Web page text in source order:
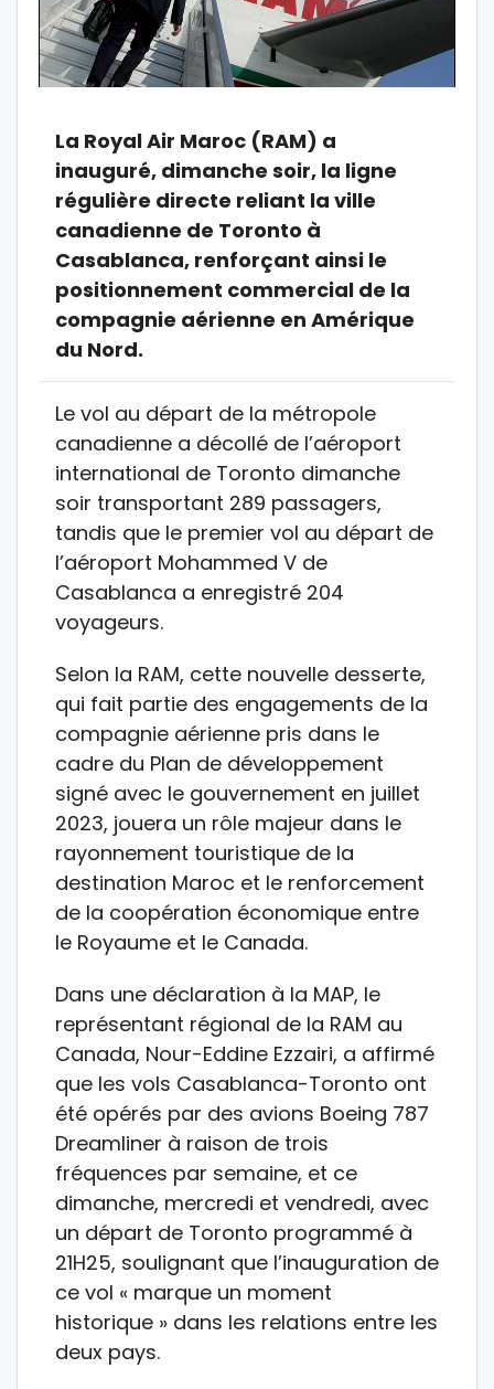
La Royal Air Maroc (RAM) a
inauguré, dimanche soir, la ligne
régulière directe reliant la ville
canadienne de Toronto à
Casablanca, renforçant ainsi le
positionnement commercial de la
compagnie aérienne en Amérique
du Nord.
Le vol au départ de la métropole
canadienne a décollé de l’aéroport
international de Toronto dimanche
soir transportant 289 passagers,
tandis que le premier vol au départ de
l’aéroport Mohammed V de
Casablanca a enregistré 204
voyageurs.
Selon la RAM, cette nouvelle desserte,
qui fait partie des engagements de la
compagnie aérienne pris dans le
cadre du Plan de développement
signé avec le gouvernement en juillet
2023, jouera un rôle majeur dans le
rayonnement touristique de la
destination Maroc et le renforcement
de la coopération économique entre
le Royaume et le Canada.
Dans une déclaration à la MAP, le
représentant régional de la RAM au
Canada, Nour-Eddine Ezzairi, a affirmé
que les vols Casablanca-Toronto ont
été opérés par des avions Boeing 787
Dreamliner à raison de trois
fréquences par semaine, et ce
dimanche, mercredi et vendredi, avec
un départ de Toronto programmé à
21H25, soulignant que l’inauguration de
ce vol « marque un moment
historique » dans les relations entre les
deux pays.